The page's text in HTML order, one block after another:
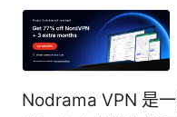
Nodrama VPN 是